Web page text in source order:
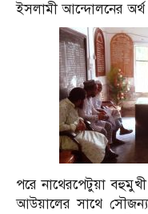
ইসলামী আন্দোলনের অর্থ
পরে নাথেরপেটুয়া
আউয়ালের সাথে